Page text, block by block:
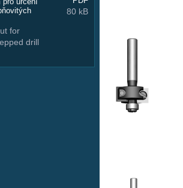
for
drill
80 kB